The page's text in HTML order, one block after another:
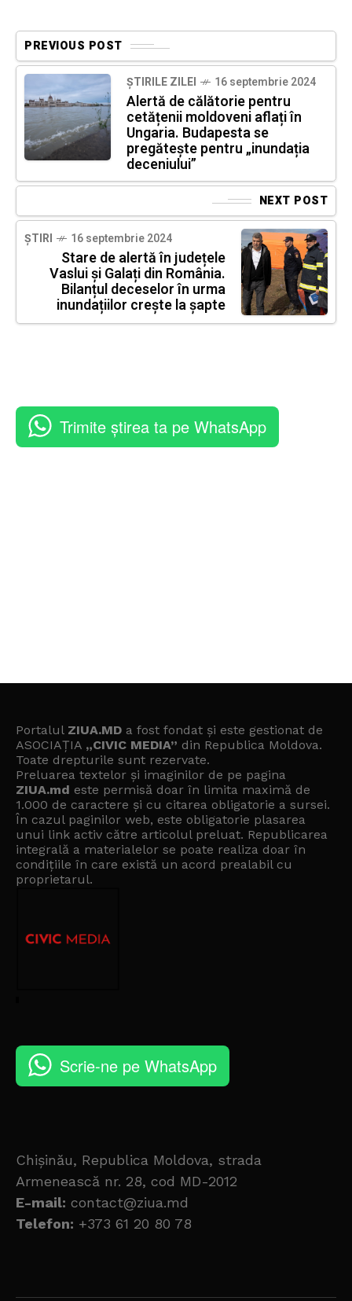
PREVIOUS POST
ȘTIRILE ZILEI 16 septembrie 2024
Alertă de călătorie pentru
cetățenii moldoveni aflați în
Ungaria. Budapesta se
pregătește pentru „inundația
deceniului”
NEXT POST
ȘTIRI 16 septembrie 2024
Stare de alertă în județele
Vaslui și Galați din România.
Bilanțul deceselor în urma
inundațiilor crește la șapte
Trimite știrea ta pe WhatsApp
Portalul ZIUA.MD a fost fondat și este gestionat de
ASOCIAȚIA „CIVIC MEDIA” din Republica Moldova.
Toate drepturile sunt rezervate.
Preluarea textelor și imaginilor de pe pagina
ZIUA.md este permisă doar în limita maximă de
1.000 de caractere și cu citarea obligatorie a sursei.
În cazul paginilor web, este obligatorie plasarea
unui link activ către articolul preluat. Republicarea
integrală a materialelor se poate realiza doar în
condițiile în care există un acord prealabil cu
proprietarul.
Scrie-ne pe WhatsApp
Chișinău, Republica Moldova, strada
Armenească nr. 28, cod MD-2012
E-mail: contact@ziua.md
Telefon: +373 61 20 80 78